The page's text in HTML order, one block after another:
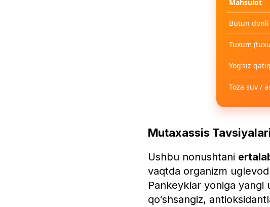
Mahsulot
Butun
Tuxum
Yog‘siz
Toza suv /
Mutaxassis
Ushbu nonushtani
vaqtda organizm
Pankeyklar yoniga yangi
qo‘shsangiz,